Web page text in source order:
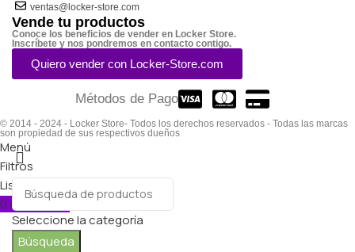
ventas@locker-store.com
Vende tu productos
Conoce los beneficios de vender en Locker Store.
Inscríbete y nos pondremos en contacto contigo.
Quiero vender con Locker-Store.com
Métodos de Pago
© 2014 - 2024 - Locker Store- Todos los derechos reservados - Todas las marcas
son propiedad de sus respectivos dueños
Seleccione la categoría
Búsqueda
Menú
Filtros
Lista de deseos
0 elementosCarro